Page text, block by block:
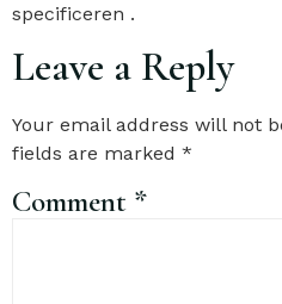
specificeren .
Leave a Reply
Your email address will not
fields are marked *
Comment *